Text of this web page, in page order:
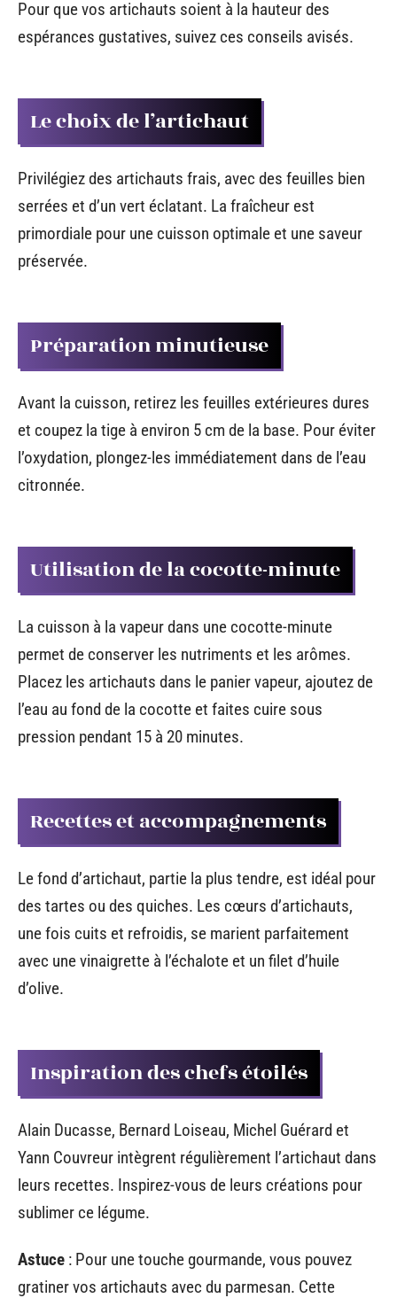
Pour que vos artichauts soient à la hauteur des
espérances gustatives, suivez ces conseils avisés.
Le choix de l’artichaut
Privilégiez des artichauts frais, avec des feuilles bien
serrées et d’un vert éclatant. La fraîcheur est
primordiale pour une cuisson optimale et une saveur
préservée.
Préparation minutieuse
Avant la cuisson, retirez les feuilles extérieures dures
et coupez la tige à environ 5 cm de la base. Pour éviter
l’oxydation, plongez-les immédiatement dans de l’eau
citronnée.
Utilisation de la cocotte-minute
La cuisson à la vapeur dans une cocotte-minute
permet de conserver les nutriments et les arômes.
Placez les artichauts dans le panier vapeur, ajoutez de
l’eau au fond de la cocotte et faites cuire sous
pression pendant 15 à 20 minutes.
Recettes et accompagnements
Le fond d’artichaut, partie la plus tendre, est idéal pour
des tartes ou des quiches. Les cœurs d’artichauts,
une fois cuits et refroidis, se marient parfaitement
avec une vinaigrette à l’échalote et un filet d’huile
d’olive.
Inspiration des chefs étoilés
Alain Ducasse, Bernard Loiseau, Michel Guérard et
Yann Couvreur intègrent régulièrement l’artichaut dans
leurs recettes. Inspirez-vous de leurs créations pour
sublimer ce légume.
Astuce : Pour une touche gourmande, vous pouvez
gratiner vos artichauts avec du parmesan. Cette